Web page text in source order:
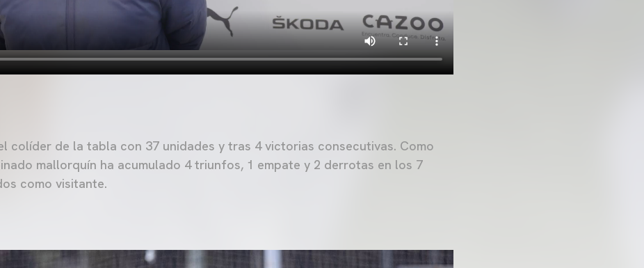
colíder de la tabla con 37 unidades y tras 4 victorias consecutivas. Como
mallorquín ha acumulado 4 triunfos, 1 empate y 2 derrotas en los 7
como visitante.